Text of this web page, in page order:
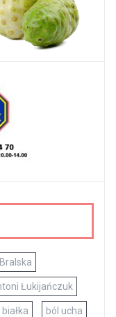
Łukijańczuk
białka ból ucha